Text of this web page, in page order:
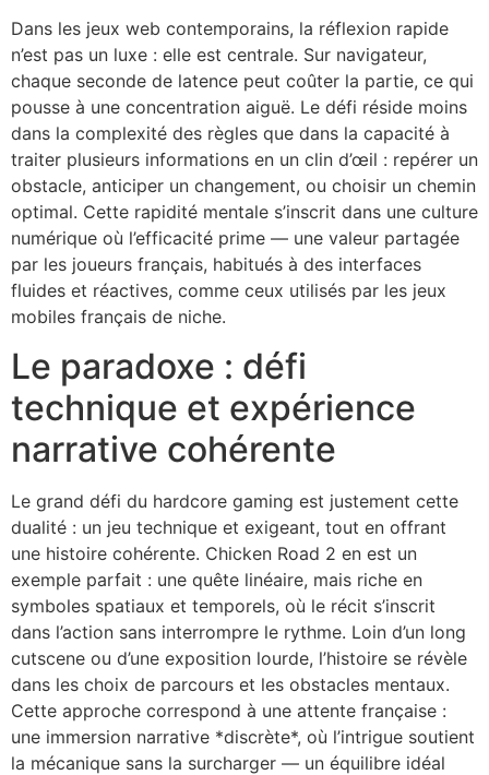
Dans les jeux web contemporains, la réflexion rapide
n’est pas un luxe : elle est centrale. Sur navigateur,
chaque seconde de latence peut coûter la partie, ce qui
pousse à une concentration aiguë. Le défi réside moins
dans la complexité des règles que dans la capacité à
traiter plusieurs informations en un clin d’œil : repérer un
obstacle, anticiper un changement, ou choisir un chemin
optimal. Cette rapidité mentale s’inscrit dans une culture
numérique où l’efficacité prime — une valeur partagée
par les joueurs français, habitués à des interfaces
fluides et réactives, comme ceux utilisés par les jeux
mobiles français de niche.
Le paradoxe : défi
technique et expérience
narrative cohérente
Le grand défi du hardcore gaming est justement cette
dualité : un jeu technique et exigeant, tout en offrant
une histoire cohérente. Chicken Road 2 en est un
exemple parfait : une quête linéaire, mais riche en
symboles spatiaux et temporels, où le récit s’inscrit
dans l’action sans interrompre le rythme. Loin d’un long
cutscene ou d’une exposition lourde, l’histoire se révèle
dans les choix de parcours et les obstacles mentaux.
Cette approche correspond à une attente française :
une immersion narrative *discrète*, où l’intrigue soutient
la mécanique sans la surcharger — un équilibre idéal